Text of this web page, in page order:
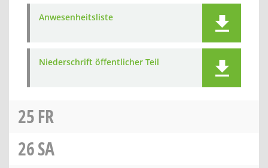
Anwesenheitsliste
Niederschrift öffentlicher Teil
25FR
26SA